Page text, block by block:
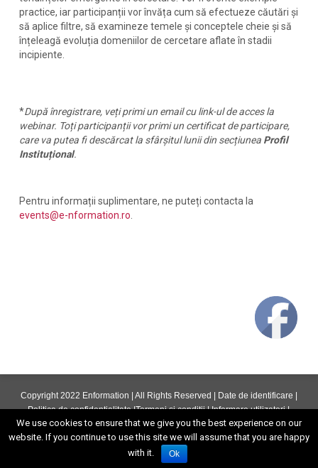
practice, iar participanții vor învăța cum să efectueze căutări și
să aplice filtre, să examineze temele și conceptele cheie și să
înțeleagă evoluția domeniilor de cercetare aflate în stadii
incipiente.
*După înregistrare, veți primi un email cu link-ul de acces la
webinar. Toți participanții vor primi un certificat de participare,
care va putea fi descărcat la sfârșitul lunii din secțiunea Profil
Instituțional.
Pentru informații suplimentare, ne puteți contacta la
events@e-nformation.ro
Copyright 2022 Enformation | All Rights Reserved | Date de identificare
Politica de confidentialitate|Termeni si conditii|Informare utilizatori|
ANPC
We use cookies to ensure that we give you the best experience on our
website. If you continue to use this site we will assume that you are happy
with it.
Ok